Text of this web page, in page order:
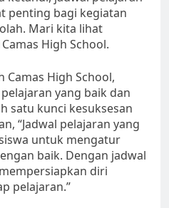
penting bagi kegiatan
Mari kita lihat
High School.
Camas High School,
yang baik dan
satu kunci kesuksesan
“Jadwal pelajaran yang
untuk mengatur
baik. Dengan jadwal
diri
pelajaran.”